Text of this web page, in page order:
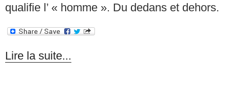
qualifie l’ « homme ». Du dedans et dehors.
Lire la suite...